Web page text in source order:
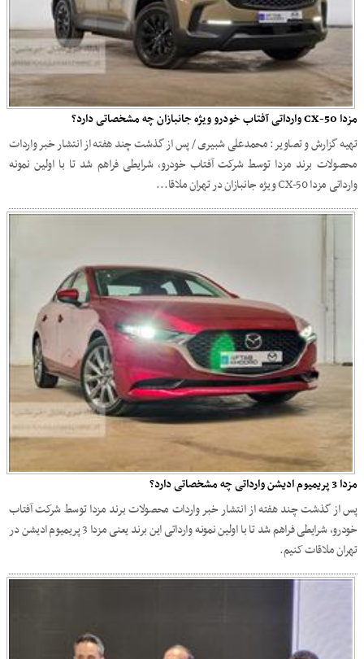
مزدا CX-50 وارداتی آفتاب خودرو ویژه جانبازان چه مشخصاتی دارد؟
تهیه گزارش و تصاویر: محمدعلی شبیری / پس از گذشت چند هفته از انتشار خبر واردات
محصولات برند مزدا توسط شرکت آفتاب خودرو، شرایطی فراهم شد تا با اولین نمونه
وارداتی مزدا CX-50 ویژه جانبازان در تهران ملاقا...
مزدا 3 پریمیوم ادیشن وارداتی چه مشخصاتی دارد؟
پس از گذشت چند هفته از انتشار خبر واردات محصولات برند مزدا توسط شرکت آفتاب
خودرو، شرایطی فراهم شد تا با اولین نمونه وارداتی این برند یعنی مزدا 3 پریمیوم ادیشن در
تهران ملاقات کنیم.